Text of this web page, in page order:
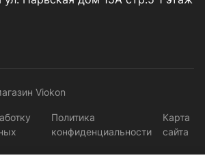
Viokon
Политика
конфиденциальности
Карта
сайта